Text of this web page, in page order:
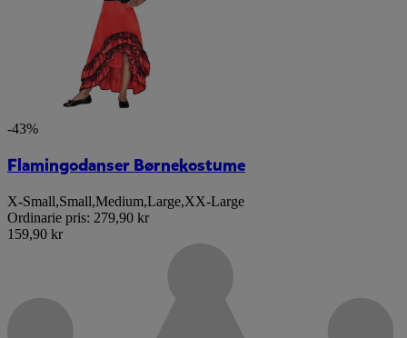
-43%
Flamingodanser Børnekostume
X-Small,Small,Medium,Large,XX-Large
Ordinarie pris: 279,90 kr
159,90 kr